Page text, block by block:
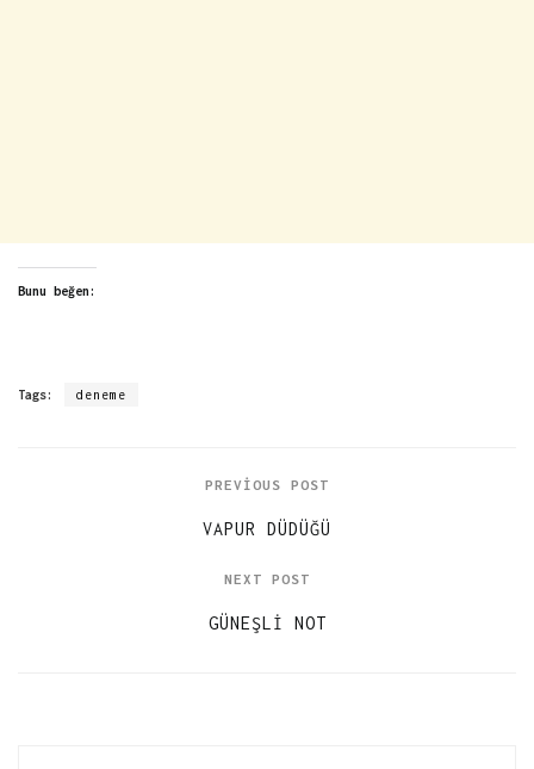
Bunu beğen:
Tags: deneme
PREVIOUS POST
VAPUR DÜDÜĞÜ
NEXT POST
GÜNEŞLI NOT